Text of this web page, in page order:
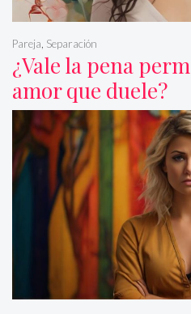
¿Vale la pena
amor que duele?
Pareja, Separación